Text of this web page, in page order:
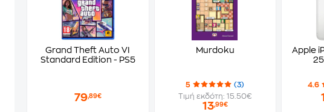
Grand Theft Auto VI
Standard Edition - PS5
79,89€
Murdoku
5
(3)
Τιμή εκδότη: 15.50€
13,99€
Apple
4.6